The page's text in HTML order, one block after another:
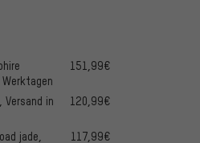
151,99€
in
120,99€
jade,
117,99€